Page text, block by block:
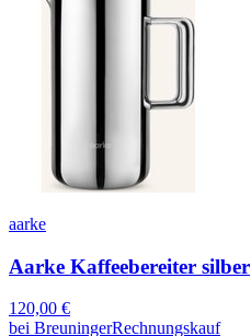
aarke
Aarke Kaffeebereiter silber
120,00 €
bei BreuningerRechnungskauf